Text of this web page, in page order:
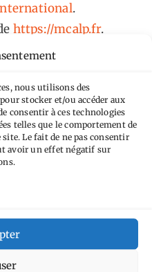
nous utilisons des
stocker et/ou accéder aux
consentir à ces technologies
telles que le comportement de
Le fait de ne pas consentir
avoir un effet négatif sur
.
https://mcalp.fr.
Allemagne
Normandie